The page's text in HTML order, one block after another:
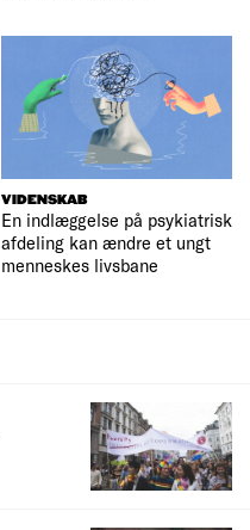
VIDENSKAB
En indlæggelse på psykiatrisk
afdeling kan ændre et ungt
menneskes livsbane